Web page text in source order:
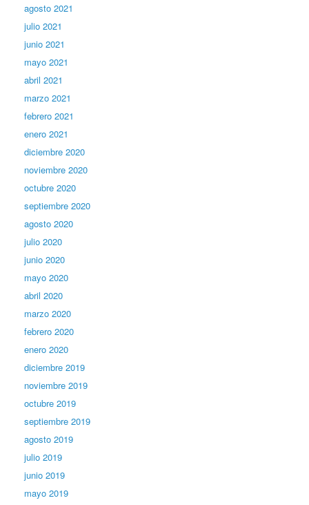
agosto 2021
julio 2021
junio 2021
mayo 2021
abril 2021
marzo 2021
febrero 2021
enero 2021
diciembre 2020
noviembre 2020
octubre 2020
septiembre 2020
agosto 2020
julio 2020
junio 2020
mayo 2020
abril 2020
marzo 2020
febrero 2020
enero 2020
diciembre 2019
noviembre 2019
octubre 2019
septiembre 2019
agosto 2019
julio 2019
junio 2019
mayo 2019